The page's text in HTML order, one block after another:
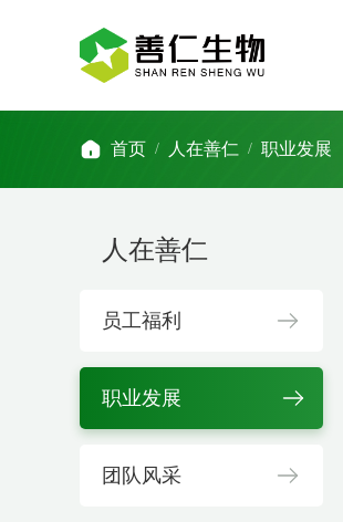
首页 / 人在善仁 / 职业发展
人在善仁
员工福利
职业发展
团队风采